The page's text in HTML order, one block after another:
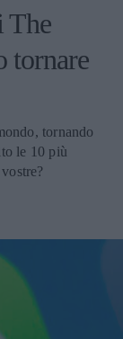
The
tornare
tornando
le 10 più